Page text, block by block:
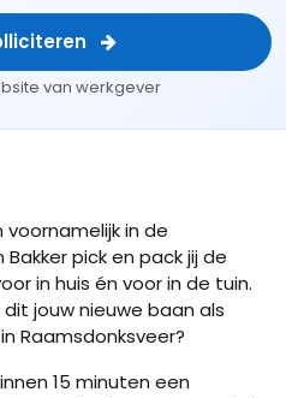
van werkgever
voornamelijk in de
Bakker pick en pack jij de
in huis én voor in de tuin.
jouw nieuwe baan als
Raamsdonksveer?
15 minuten een